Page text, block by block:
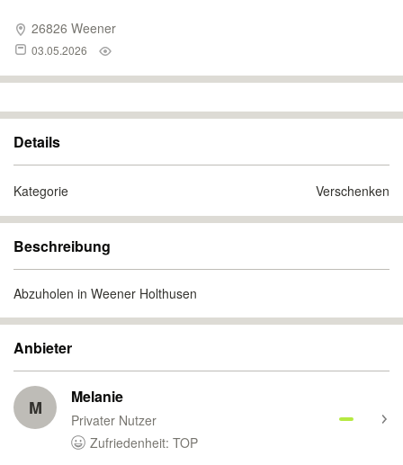
26826 Weener
03.05.2026
Details
Kategorie Verschenken
Beschreibung
Abzuholen in Weener Holthusen
Anbieter
M Melanie
Privater Nutzer
Zufriedenheit: TOP